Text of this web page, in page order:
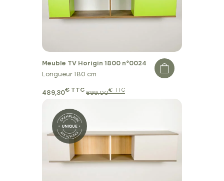
Meuble TV Horigin 1800 n°0024
Longueur 180 cm
489,30€ TTC
699,00
€ TTC